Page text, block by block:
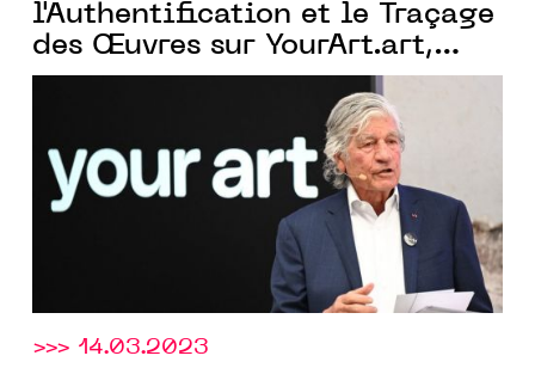
l'Authentification et le Traçage
des Œuvres sur YourArt.art,
Plateforme d'Art en Ligne de
>>> 14.03.2023